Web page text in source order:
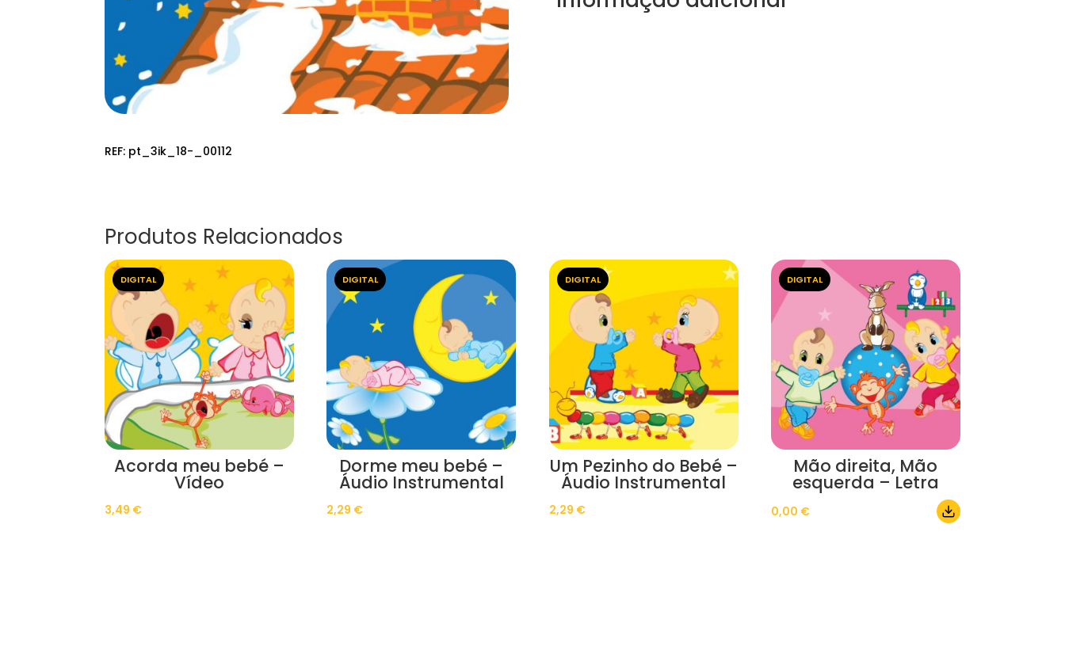
REF: pt_3ik_18-_00112
Produtos Relacionados
DIGITAL
Acorda meu bebé –
Vídeo
3,49 €
DIGITAL
Dorme meu bebé –
Áudio Instrumental
2,29 €
DIGITAL
Um Pezinho do Bebé –
Áudio Instrumental
2,29 €
DIGITAL
Mão direita, Mão
esquerda – Letra
0,00 €